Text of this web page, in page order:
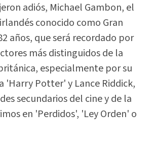
adiós, Michael Gambon, el
conocido como Gran
años, que será recordado por
más distinguidos de la
especialmente por su
'Harry Potter' y Lance Riddick,
secundarios del cine y de la
en 'Perdidos', 'Ley Orden' o